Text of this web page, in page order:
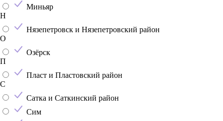
Миньяр
Н
Нязепетровск и Нязепетровский район
О
Озёрск
П
Пласт и Пластовский район
С
Сатка и Саткинский район
Сим